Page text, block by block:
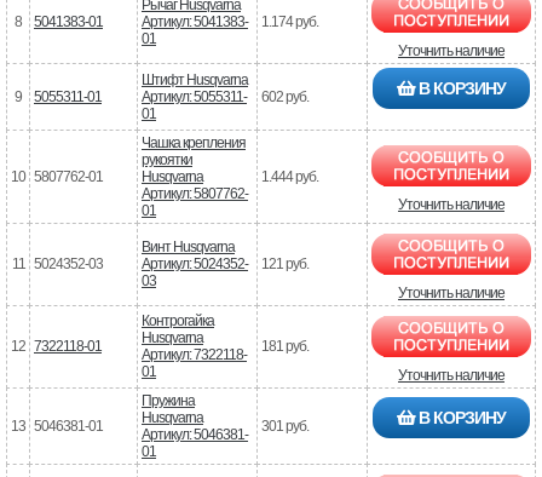
8 5041383-01
Рычаг Husqvarna
Артикул: 5041383-
01
1.174 руб.
Уточнить наличие
9 5055311-01
Штифт Husqvarna
Артикул: 5055311-
01
602 руб. В КОРЗИНУ
10 5807762-01
Чашка крепления
рукоятки
Husqvarna
Артикул: 5807762-
01
1.444 руб.
Уточнить наличие
11 5024352-03
Винт Husqvarna
Артикул: 5024352-
03
121 руб.
Уточнить наличие
12 7322118-01
Контрогайка
Husqvarna
Артикул: 7322118-
01
181 руб.
Уточнить наличие
13 5046381-01
Пружина
Husqvarna
Артикул: 5046381-
01
301 руб. В КОРЗИНУ